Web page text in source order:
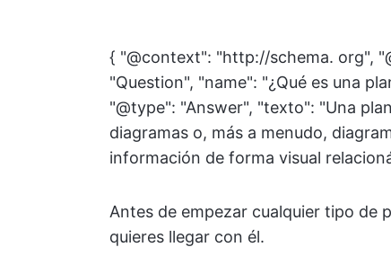
{ "@context": "http://schema. org",
"Question", "name": "¿Qué es una
"@type": "Answer", "texto": "Una
diagramas o, más a menudo,
información de forma visual
Antes de empezar cualquier tipo de
quieres llegar con él.